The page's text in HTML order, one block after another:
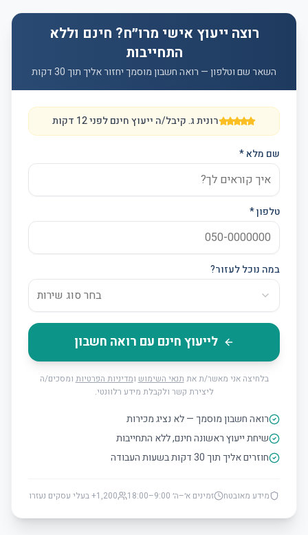
רוצה ייעוץ אישי מרו״ח? חינם וללא
התחייבות
השאר שם וטלפון — רואה חשבון מוסמך יחזור אליך תוך 30 דקות
רונית ג.קיבל/ה ייעוץ חינם לפני 12 דקות
שם מלא *
טלפון *
במה נוכל לעזור?
בחר סוג שירות
לייעוץ חינם עם רואה חשבון
בלחיצה אני מאשר/ת את תנאי השימוש ומדיניות הפרטיות ומסכים/ה
ליצירת קשר ולקבלת מידע רלוונטי.
רואה חשבון מוסמך — לא נציג מכירות
שיחת ייעוץ ראשונה חינם, ללא התחייבות
חוזרים אליך תוך 30 דקות בשעות העבודה
מידע מאובטח זמינים א׳–ה׳ 9:00–18:00 1,200+ בעלי עסקים נעזרו